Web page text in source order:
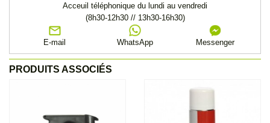
Acceuil téléphonique du lundi au vendredi
(8h30-12h30 // 13h30-16h30)
E-mail WhatsApp Messenger
PRODUITS ASSOCIÉS